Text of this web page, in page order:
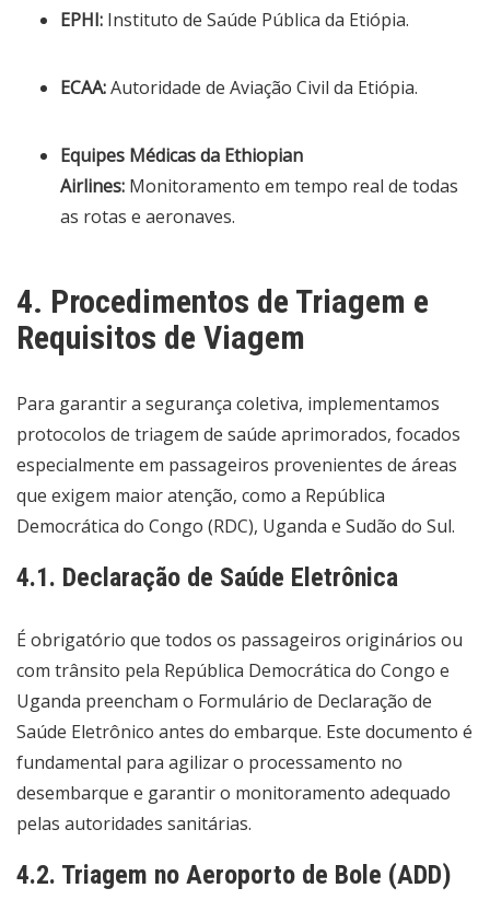
EPHI: Instituto de Saúde Pública da Etiópia.
ECAA:Autoridade de Aviação Civil da Etiópia.
Equipes Médicas da Ethiopian
Airlines: Monitoramento em tempo real de todas
as rotas e aeronaves.
4. Procedimentos de Triagem e
Requisitos de Viagem
Para garantir a segurança coletiva, implementamos
protocolos de triagem de saúde aprimorados, focados
especialmente em passageiros provenientes de áreas
que exigem maior atenção, como a República
Democrática do Congo (RDC), Uganda e Sudão do Sul.
4.1. Declaração de Saúde Eletrônica
É obrigatório que todos os passageiros originários ou
com trânsito pela República Democrática do Congo e
Uganda preencham o Formulário de Declaração de
Saúde Eletrônico antes do embarque. Este documento é
fundamental para agilizar o processamento no
desembarque e garantir o monitoramento adequado
pelas autoridades sanitárias.
4.2. Triagem no Aeroporto de Bole (ADD)